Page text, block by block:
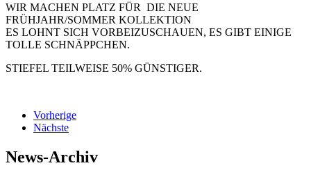
WIR MACHEN PLATZ FÜR DIE NEUE
FRÜHJAHR/SOMMER KOLLEKTION
ES LOHNT SICH VORBEIZUSCHAUEN, ES GIBT EINIGE
TOLLE SCHNÄPPCHEN.
STIEFEL TEILWEISE 50% GÜNSTIGER.
Vorherige
Nächste
News-Archiv